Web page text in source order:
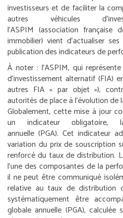
investisseurs et de faciliter la
autres véhicules
l’ASPIM (association française
immobilier) vient d’actualiser
publication des indicateurs de
À noter : l’ASPIM, qui
d’investissement alternatif (FIA)
autres FIA « par objet »),
autorités de place à l’évolution
Globalement, cette mise à jour
un indicateur obligatoire,
annuelle (PGA). Cet indicateur
variation du prix de souscription
renforcé du taux de distribution.
l’une des composantes de la
il ne peut être communiqué
relative au taux de distribution
systématiquement être
globale annuelle (PGA),